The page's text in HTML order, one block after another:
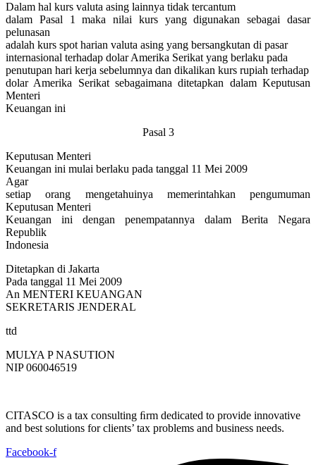
Dalam hal kurs valuta asing lainnya tidak tercantum
dalam Pasal 1 maka nilai kurs yang digunakan sebagai dasar
pelunasan
adalah kurs spot harian valuta asing yang bersangkutan di pasar
internasional terhadap dolar Amerika Serikat yang berlaku pada
penutupan hari kerja sebelumnya dan dikalikan kurs rupiah terhadap
dolar Amerika Serikat sebagaimana ditetapkan dalam Keputusan
Menteri
Keuangan ini
Pasal 3
Keputusan Menteri
Keuangan ini mulai berlaku pada tanggal 11 Mei 2009
Agar
setiap orang mengetahuinya memerintahkan pengumuman
Keputusan Menteri
Keuangan ini dengan penempatannya dalam Berita Negara
Republik
Indonesia
Ditetapkan di Jakarta
Pada tanggal 11 Mei 2009
An MENTERI KEUANGAN
SEKRETARIS JENDERAL
ttd
MULYA P NASUTION
NIP 060046519
CITASCO is a tax consulting ﬁrm dedicated to provide innovative
and best solutions for clients’ tax problems and business needs.
Facebook-f